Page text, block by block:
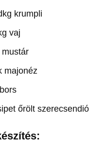
krumpli
vaj
mustár
majonéz
őrölt szerecsendió